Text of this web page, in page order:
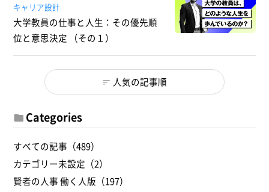
キャリア設計
大学教員の仕事と人生：その優先順
位と意思決定 （その１）
人気の記事順
Categories
すべての記事（489）
カテゴリー未設定（2）
賢者の人事 働く人版（197）